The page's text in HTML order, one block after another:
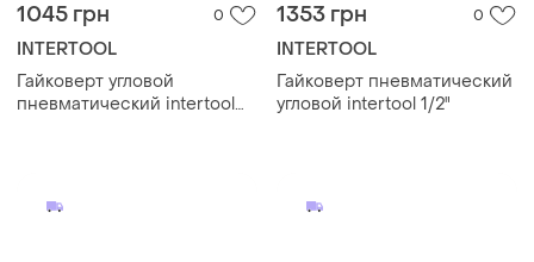
1045 грн 0
INTERTOOL
Гайковерт угловой
пневматический intertool
1353 грн 0
INTERTOOL
Гайковерт пневматический
угловой intertool 1/2"